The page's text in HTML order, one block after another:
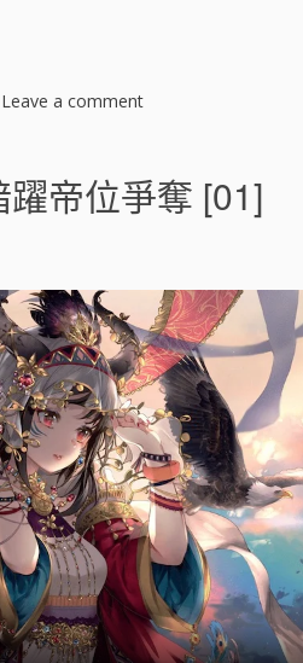
Leave a comment
強
出
的
暗
躍
帝
位
爭
奪
[
]
帝位爭奪 [01]